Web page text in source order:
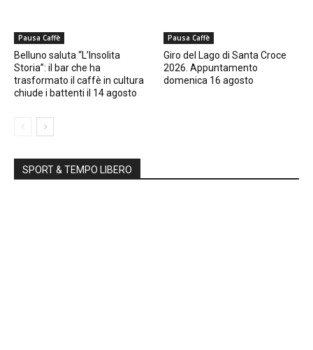
Pausa Caffè
Belluno saluta “L’Insolita
Storia”: il bar che ha
trasformato il caffè in cultura
chiude i battenti il 14 agosto
Pausa Caffè
Giro del Lago di Santa Croce
2026. Appuntamento
domenica 16 agosto
SPORT & TEMPO LIBERO